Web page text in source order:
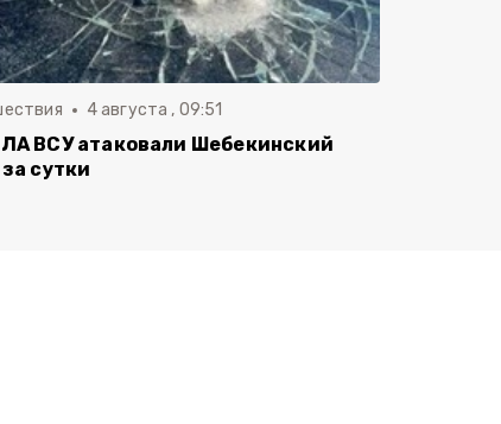
4 августа , 09:51
ВСУ атаковали Шебекинский
сутки